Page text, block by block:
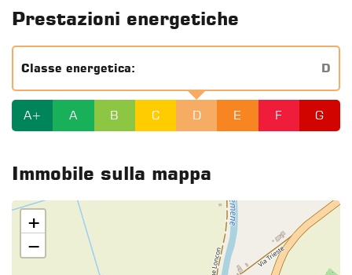
Prestazioni energetiche
Classe energetica: D
A+ A B C D E F G
Immobile sulla mappa
+
−